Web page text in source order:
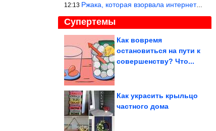
12:13 Ржака, которая взорвала интернет? Нет, количество рекламы выводи
Супертемы
Как вовремя
остановиться на пути к
совершенству? Что...
Милая вещица в
Как украсить крыльцо
частного дома